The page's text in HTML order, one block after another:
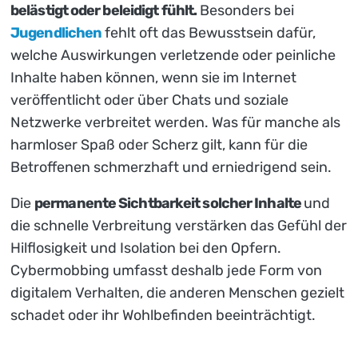
belästigt oder beleidigt fühlt.Besonders bei
Jugendlichenfehlt oft das Bewusstsein dafür,
welche Auswirkungen verletzende oder peinliche
Inhalte haben können, wenn sie im Internet
veröffentlicht oder über Chats und soziale
Netzwerke verbreitet werden. Was für manche als
harmloser Spaß oder Scherz gilt, kann für die
Betroffenen schmerzhaft und erniedrigend sein.
Die permanente Sichtbarkeit solcher Inhalteund
die schnelle Verbreitung verstärken das Gefühl der
Hilflosigkeit und Isolation bei den Opfern.
Cybermobbing umfasst deshalb jede Form von
digitalem Verhalten, die anderen Menschen gezielt
schadet oder ihr Wohlbefinden beeinträchtigt.